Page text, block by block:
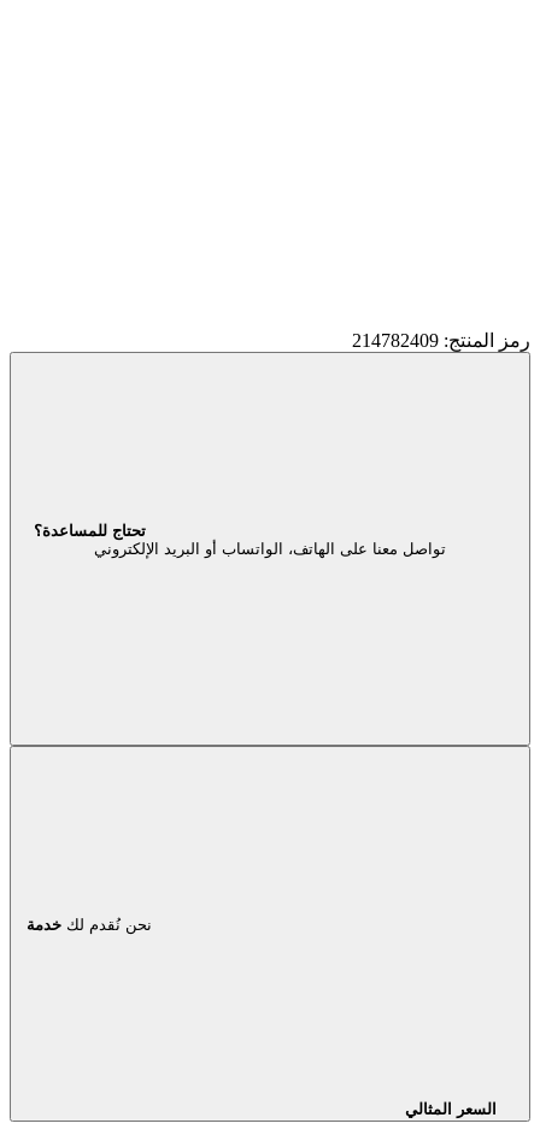
رمز المنتج: 214782409
تحتاج للمساعدة؟
تواصل معنا على الهاتف، الواتساب أو البريد الإلكتروني
نحن نُقدم لك خدمة
السعر المثالي